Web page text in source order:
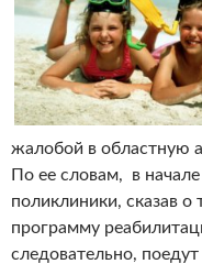
жалобой в областную
По ее словам, в
поликлиники, сказав о
программу
следовательно,